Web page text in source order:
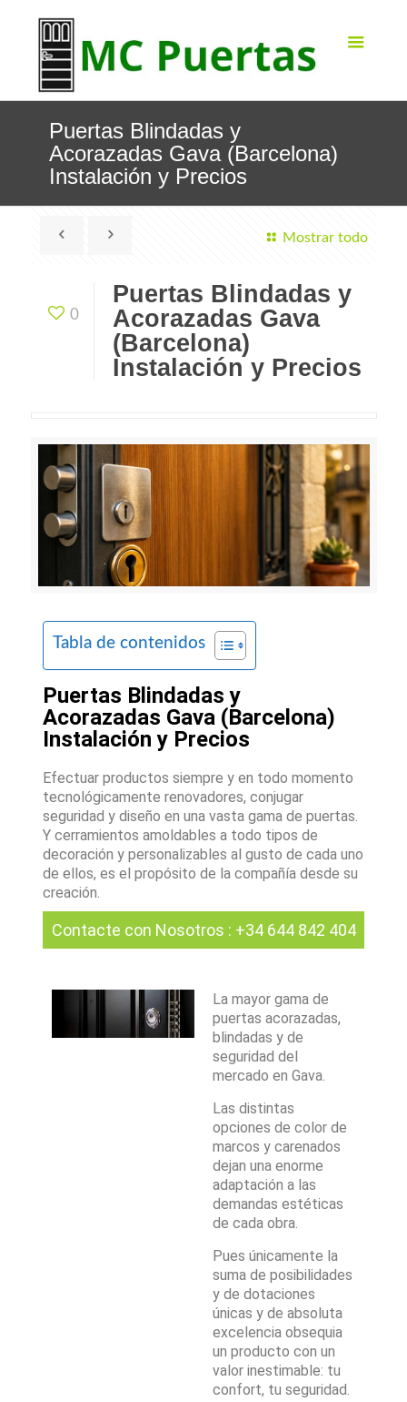
Puertas Blindadas y
Acorazadas Gava (Barcelona)
Instalación y Precios
Mostrar todo
0
Puertas Blindadas y
Acorazadas Gava
(Barcelona)
Instalación y Precios
Tabla de contenidos
Puertas Blindadas y
Acorazadas Gava (Barcelona)
Instalación y Precios
Efectuar productos siempre y en todo momento
tecnológicamente renovadores, conjugar
seguridad y diseño en una vasta gama de puertas.
Y cerramientos amoldables a todo tipos de
decoración y personalizables al gusto de cada uno
de ellos, es el propósito de la compañía desde su
creación.
Contacte con Nosotros : +34 644 842 404
La mayor gama de
puertas acorazadas,
blindadas y de
seguridad del
mercado en Gava.
Las distintas
opciones de color de
marcos y carenados
dejan una enorme
adaptación a las
demandas estéticas
de cada obra.
Pues únicamente la
suma de posibilidades
y de dotaciones
únicas y de absoluta
excelencia obsequia
un producto con un
valor inestimable: tu
confort, tu seguridad.